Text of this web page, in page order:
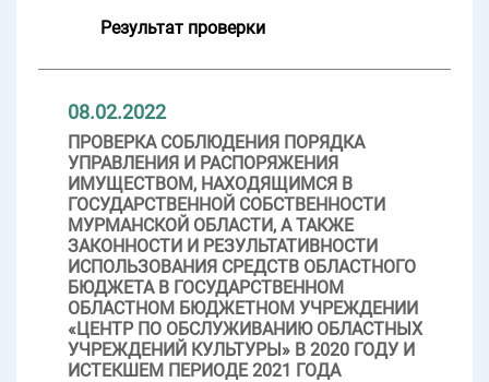
Результат проверки
08.02.2022
ПРОВЕРКА СОБЛЮДЕНИЯ ПОРЯДКА
УПРАВЛЕНИЯ И РАСПОРЯЖЕНИЯ
ИМУЩЕСТВОМ, НАХОДЯЩИМСЯ В
ГОСУДАРСТВЕННОЙ СОБСТВЕННОСТИ
МУРМАНСКОЙ ОБЛАСТИ, А ТАКЖЕ
ЗАКОННОСТИ И РЕЗУЛЬТАТИВНОСТИ
ИСПОЛЬЗОВАНИЯ СРЕДСТВ ОБЛАСТНОГО
БЮДЖЕТА В ГОСУДАРСТВЕННОМ
ОБЛАСТНОМ БЮДЖЕТНОМ УЧРЕЖДЕНИИ
«ЦЕНТР ПО ОБСЛУЖИВАНИЮ ОБЛАСТНЫХ
УЧРЕЖДЕНИЙ КУЛЬТУРЫ» В 2020 ГОДУ И
ИСТЕКШЕМ ПЕРИОДЕ 2021 ГОДА